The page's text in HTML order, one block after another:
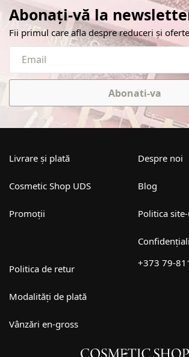
Abonați-vă la
Fii primul care afla despre reduceri și
Abonati-va
Livrare și plată
Cosmetic Shop UDS
Promoții
Despre noi
Blog
Politica
Politica de retur
Modalități de plată
Vânzări en-gross
+373 79-